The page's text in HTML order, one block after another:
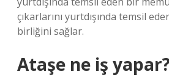
çıkarlarını yurtdışında temsil
birliğini sağlar.
Ataşe ne iş